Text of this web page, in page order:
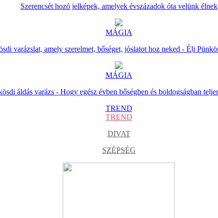
Szerencsét hozó jelképek, amelyek évszázadok óta velünk élnek
MÁGIA
varázslat, amely szerelmet, bőséget, jóslatot hoz neked - Élj
MÁGIA
áldás varázs - Hogy egész évben bőségben és boldogságban
TREND
TREND
DIVAT
SZÉPSÉG